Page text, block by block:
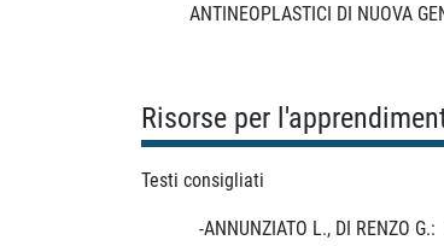
ANTINEOPLASTICI DI NUOVA
Risorse per
Testi consigliati
-ANNUNZIATO L., DI RENZO G.: